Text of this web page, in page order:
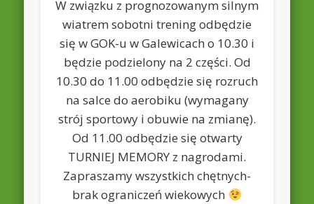
W związku z prognozowanym silnym
wiatrem sobotni trening odbędzie
się w GOK-u w Galewicach o 10.30 i
będzie podzielony na 2 części. Od
10.30 do 11.00 odbędzie się rozruch
na salce do aerobiku (wymagany
strój sportowy i obuwie na zmianę).
Od 11.00 odbędzie się otwarty
TURNIEJ MEMORY z nagrodami.
Zapraszamy wszystkich chętnych-
brak ograniczeń wiekowych